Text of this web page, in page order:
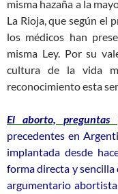
misma hazaña a la
La Rioja, que según el
los médicos han
misma Ley. Por su
cultura de la vida
reconocimiento esta
El aborto, preguntas
precedentes en
implantada desde
forma directa y
argumentario